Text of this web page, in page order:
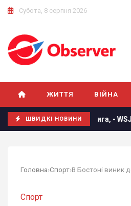
Субота, 8 серпня 2026
ЖИТТЯ ВІЙНА
ШВИДКІ НОВИНИ
- WSJ Росія
Головна›Спорт›В Бостоні виник
Спорт